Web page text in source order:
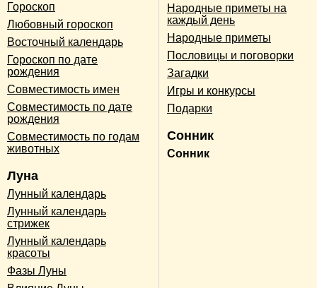
Гороскоп
Любовный гороскоп
Восточный календарь
Гороскоп по дате
рождения
Совместимость имен
Совместимость по дате
рождения
Совместимость по годам
животных
Луна
Лунный календарь
Лунный календарь
стрижек
Лунный календарь
красоты
Фазы Луны
Народные приметы на
каждый день
Народные приметы
Пословицы и поговорки
Загадки
Игры и конкурсы
Подарки
Сонник
Сонник